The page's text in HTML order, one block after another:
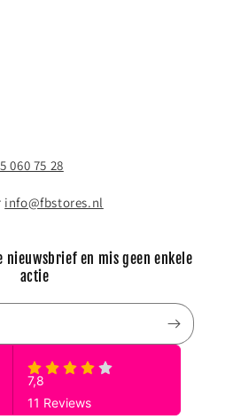
060 75 28
info@fbstores.nl
nieuwsbrief en mis geen enkele
actie